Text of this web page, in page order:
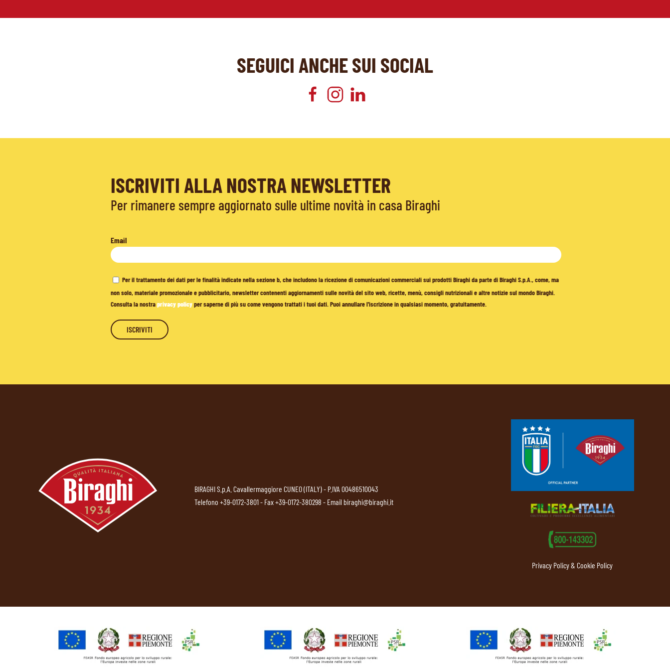
SEGUICI ANCHE SUI SOCIAL
ISCRIVITI ALLA NOSTRA NEWSLETTER
Per rimanere sempre aggiornato sulle ultime novità in casa Biraghi
Email
Per il trattamento dei dati per le finalità indicate nella sezione b, che includono la ricezione di comunicazioni commerciali sui prodotti Biraghi da parte di Biraghi S.p.A., come, ma
non solo, materiale promozionale e pubblicitario, newsletter contenenti aggiornamenti sulle novità del sito web, ricette, menù, consigli nutrizionali e altre notizie sul mondo Biraghi.
Consulta la nostraprivacy policyper saperne di più su come vengono trattati i tuoi dati. Puoi annullare l'iscrizione in qualsiasi momento, gratuitamente.
BIRAGHI S.p.A. Cavallermaggiore CUNEO (ITALY) - P.IVA 00486510043
Telefono +39-0172-3801- Fax +39-0172-380298 - Email biraghi@biraghi.it
Privacy Policy & Cookie Policy